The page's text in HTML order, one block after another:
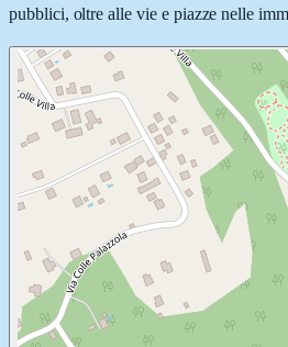
pubblici, oltre alle vie e piazze nelle